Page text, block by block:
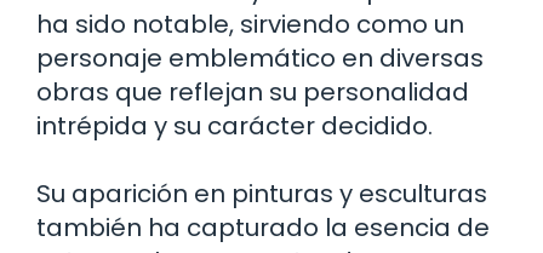
ha sido notable, sirviendo como un
personaje emblemático en diversas
obras que reflejan su personalidad
intrépida y su carácter decidido.
Su aparición en pinturas y esculturas
también ha capturado la esencia de